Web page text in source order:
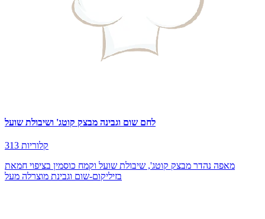
לחם שום וגבינה מבצק קוטג' ושיבולת שועל
313 קלוריות
מאפה נהדר מבצק קוטג', שיבולת שועל וקמח כוסמין בציפוי חמאת
בזיליקום-שום וגבינת מוצרלה מעל